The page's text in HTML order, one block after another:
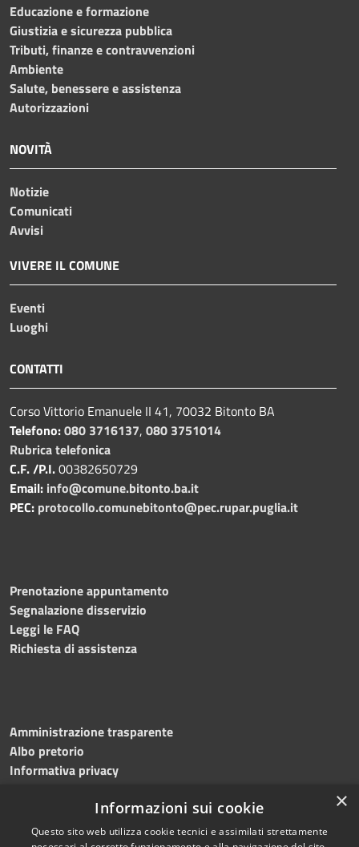
Educazione e formazione
Giustizia e sicurezza pubblica
Tributi, finanze e contravvenzioni
Ambiente
Salute, benessere e assistenza
Autorizzazioni
NOVITÀ
Notizie
Comunicati
Avvisi
VIVERE IL COMUNE
Eventi
Luoghi
CONTATTI
Corso Vittorio Emanuele II 41, 70032 Bitonto BA
Telefono:080 3716137, 080 3751014
Rubrica telefonica
C.F. /P.I.00382650729
Email: info@comune.bitonto.ba.it
PEC: protocollo.comunebitonto@pec.rupar.puglia.it
Prenotazione appuntamento
Segnalazione disservizio
Leggi le FAQ
Richiesta di assistenza
Amministrazione trasparente
Albo pretorio
Informativa privacy
Dichiarazione di accessibilità Meccanismo di feedback ×
Informazioni sui cookie
Questo sito web utilizza cookie tecnici e assimilati strettamente